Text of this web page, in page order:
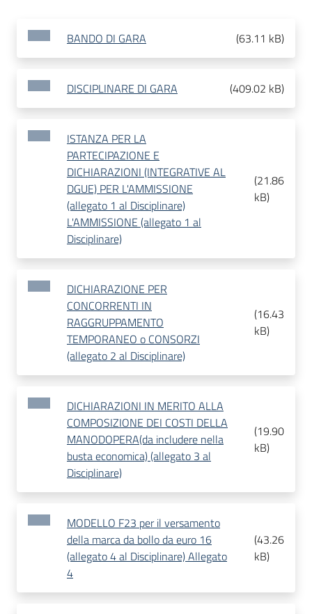
BANDO DI GARA (63.11 kB)
DISCIPLINARE DI GARA (409.02 kB)
ISTANZA PER LA
PARTECIPAZIONE E
DICHIARAZIONI (INTEGRATIVE AL
DGUE) PER L'AMMISSIONE
(allegato 1 al Disciplinare)
L'AMMISSIONE (allegato 1 al
Disciplinare)
(21.86
kB)
DICHIARAZIONE PER
CONCORRENTI IN
RAGGRUPPAMENTO
TEMPORANEO o CONSORZI
(allegato 2 al Disciplinare)
(16.43
kB)
DICHIARAZIONI IN MERITO ALLA
COMPOSIZIONE DEI COSTI DELLA
MANODOPERA(da includere nella
busta economica) (allegato 3 al
Disciplinare)
(19.90
kB)
MODELLO F23 per il versamento
della marca da bollo da euro 16
(allegato 4 al Disciplinare) Allegato
4
(43.26
kB)